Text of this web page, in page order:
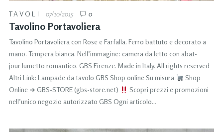
TAVOLI 07/10/2015 0
Tavolino Portavoliera
Tavolino Portavoliera con Rose e Farfalla. Ferro battuto e decorato a
mano. Tempera bianca. Nell’immagine: camera da letto con abat-
jour lumetto romantico. GBS Firenze. Made in Italy. All rights reserved
Altri Link: Lampade da tavolo GBS Shop online Su misura
Shop
Online ➜ GBS-STORE (gbs-store.net)
Scopri prezzi e promozioni
nell’unico negozio autorizzato GBS Ogni articolo…